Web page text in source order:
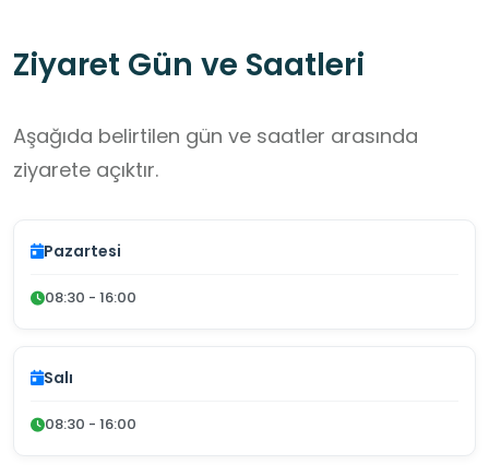
Ziyaret Gün ve Saatleri
Aşağıda belirtilen gün ve saatler arasında
ziyarete açıktır.
Pazartesi
08:30 - 16:00
Salı
08:30 - 16:00